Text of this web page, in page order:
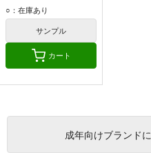
ぱすてるインク
ふらわー
○：在庫あり
サンプル
カート
成年向けブランドに